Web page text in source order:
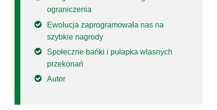
ograniczenia
Ewolucja zaprogramowała nas na
szybkie nagrody
Społeczne bańki i pułapka własnych
przekonań
Autor